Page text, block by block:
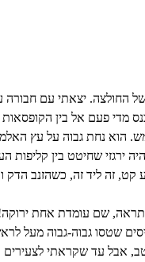
החולצה. יצאתי עם חבורה
מדי פעם אל בין
הוא נחת גבוה על עץ
ירגזי שחיטט בין קליפות
זה ליד זה, כשהזנב הדק
שם עומדת אחת
שטסו גבוה-גבוה מעל
אבל עד שקראתי לצעירים